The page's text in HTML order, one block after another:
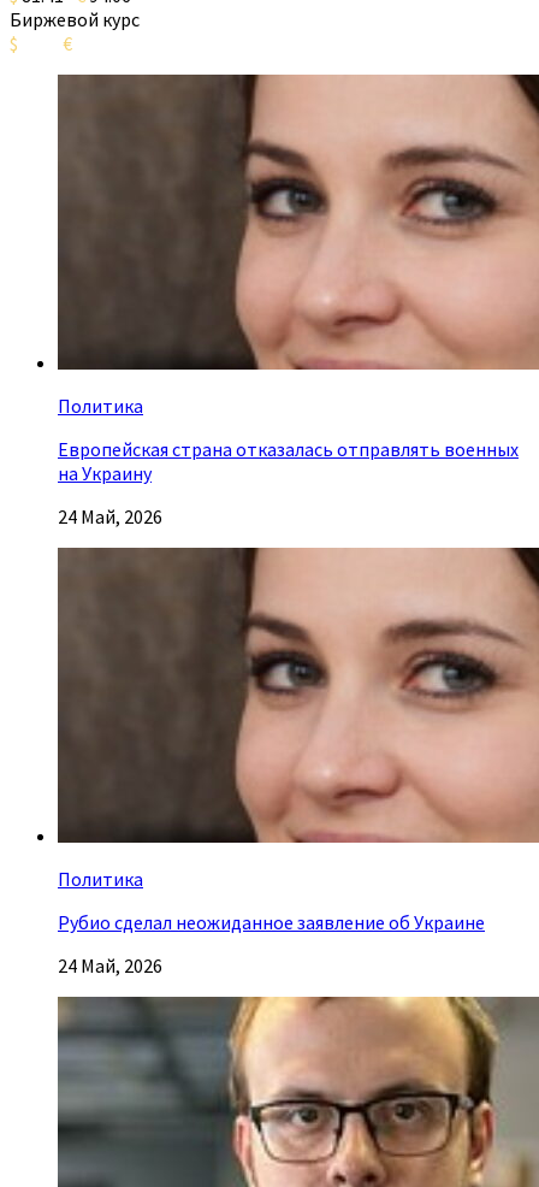
Биржевой курс
$
€
Политика
Европейская страна отказалась отправлять военных
на Украину
24 Май, 2026
Политика
Рубио сделал неожиданное заявление об Украине
24 Май, 2026